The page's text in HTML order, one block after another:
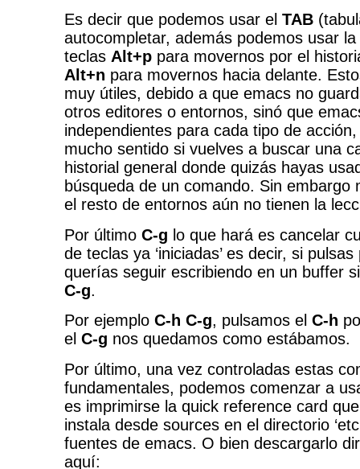
Es decir que podemos usar el TAB
autocompletar, además podemos usar
teclas Alt+p para movernos por el
Alt+n para movernos hacia delante.
muy útiles, debido a que emacs no
otros editores o entornos, sinó que
independientes para cada tipo de
mucho sentido si vuelves a buscar una
historial general donde quizás hayas
búsqueda de un comando. Sin embargo
el resto de entornos aún no tienen la
Por último C-g lo que hará es cancelar
de teclas ya ‘iniciadas’ es decir, si
querías seguir escribiendo en un buffer
C-g.
Por ejemplo C-h C-g, pulsamos el C-h
el C-g nos quedamos como estábamos.
Por último, una vez controladas estas
fundamentales, podemos comenzar a
es imprimirse la quick reference card
instala desde sources en el directorio
fuentes de emacs. O bien descargarlo
aquí: